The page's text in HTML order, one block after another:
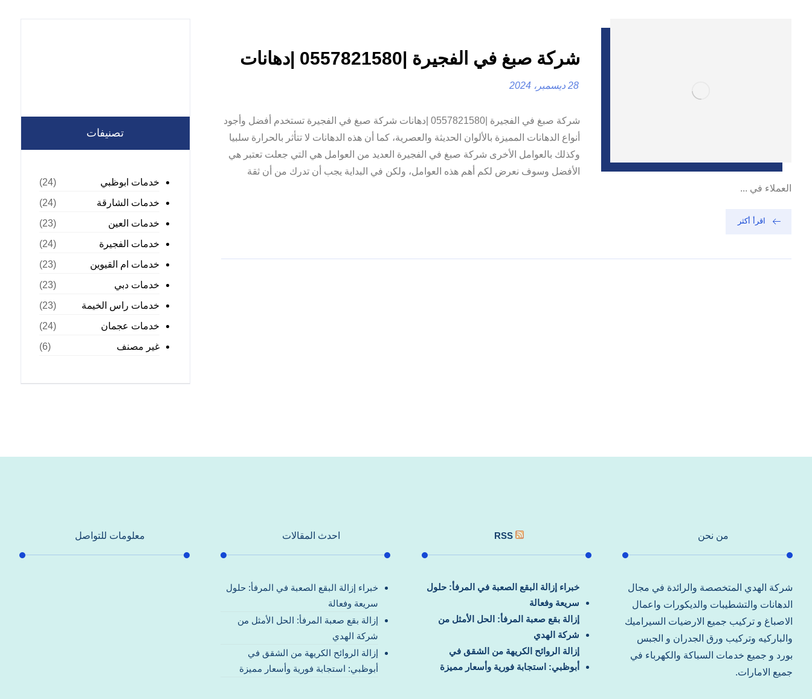
شركة صبغ في الفجيرة |0557821580 |دهانات
28 ديسمبر، 2024
شركة صبغ في الفجيرة |0557821580 |دهانات شركة صبغ في الفجيرة تستخدم أفضل وأجود
أنواع الدهانات المميزة بالألوان الحديثة والعصرية، كما أن هذه الدهانات لا تتأثر بالحرارة سلبيا
وكذلك بالعوامل الأخرى شركة صبغ في الفجيرة العديد من العوامل هي التي جعلت تعتبر هي
الأفضل وسوف نعرض لكم أهم هذه العوامل، ولكن في البداية يجب أن تدرك من أن ثقة
العملاء في ...
اقرأ أكثر
تصنيفات
خدمات ابوظبي
(24)
خدمات الشارقة
(24)
خدمات العين
(23)
خدمات الفجيرة
(24)
خدمات ام القيوين
(23)
خدمات دبي
(23)
خدمات راس الخيمة
(23)
خدمات عجمان
(24)
غير مصنف
(6)
من نحن
شركة الهدي المتخصصة والرائدة في مجال
الدهانات والتشطيبات والديكورات واعمال
الاصباغ و تركيب جميع الارضيات السيراميك
والباركيه وتركيب ورق الجدران و الجبس
بورد و جميع خدمات السباكة والكهرباء في
جميع الامارات.
RSS
خبراء إزالة البقع الصعبة في المرفأ: حلول
سريعة وفعالة
إزالة بقع صعبة المرفأ: الحل الأمثل من
شركة الهدي
إزالة الروائح الكريهة من الشقق في
أبوظبي: استجابة فورية وأسعار مميزة
احدث المقالات
خبراء إزالة البقع الصعبة في المرفأ: حلول
سريعة وفعالة
إزالة بقع صعبة المرفأ: الحل الأمثل من
شركة الهدي
إزالة الروائح الكريهة من الشقق في
أبوظبي: استجابة فورية وأسعار مميزة
معلومات للتواصل